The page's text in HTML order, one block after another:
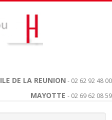
ILE DE LA REUNION - 02 62 92 48 00
MAYOTTE - 02 69 62 08 59